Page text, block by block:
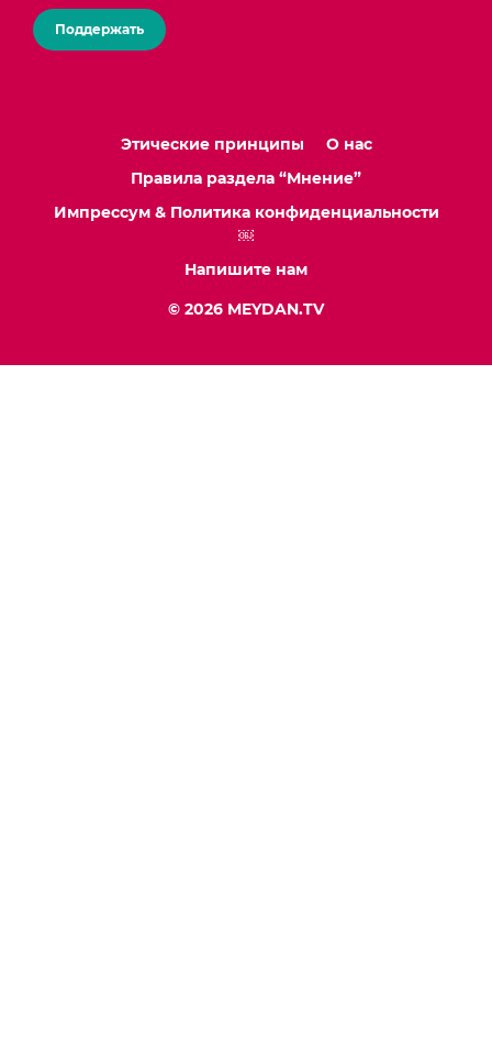
Поддержать
Этические принципы
О нас
Правила раздела “Мнение”
Импрессум & Политика конфиденциальности
￼
Напишите нам
© 2026 MEYDAN.TV